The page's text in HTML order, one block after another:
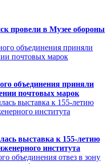
провели в Музее обороны
объединения приняли
почтовых марок
выставка к 155-летию
института